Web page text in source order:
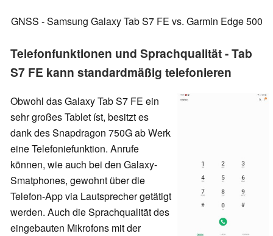
GNSS - Samsung Galaxy Tab S7 FE vs. Garmin Edge 500
Telefonfunktionen und Sprachqualität - Tab
S7 FE kann standardmäßig telefonieren
Obwohl das Galaxy Tab S7 FE ein
sehr großes Tablet íst, besitzt es
dank des Snapdragon 750G ab Werk
eine Telefoniefunktion. Anrufe
können, wie auch bei den Galaxy-
Smatphones, gewohnt über die
Telefon-App via Lautsprecher getätigt
werden. Auch die Sprachqualität des
eingebauten Mikrofons mit der